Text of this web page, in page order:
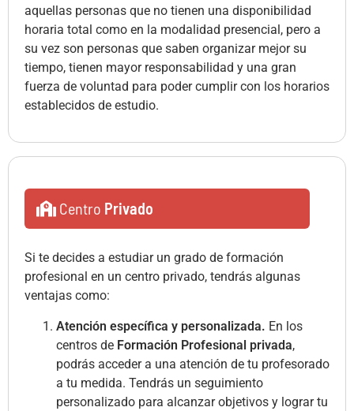
aquellas personas que no tienen una disponibilidad
horaria total como en la modalidad presencial, pero a
su vez son personas que saben organizar mejor su
tiempo, tienen mayor responsabilidad y una gran
fuerza de voluntad para poder cumplir con los horarios
establecidos de estudio.
Centro Privado
Si te decides a estudiar un grado de formación
profesional en un centro privado, tendrás algunas
ventajas como:
Atención específica y personalizada. En los
centros de Formación Profesional privada,
podrás acceder a una atención de tu profesorado
a tu medida. Tendrás un seguimiento
personalizado para alcanzar objetivos y lograr tu